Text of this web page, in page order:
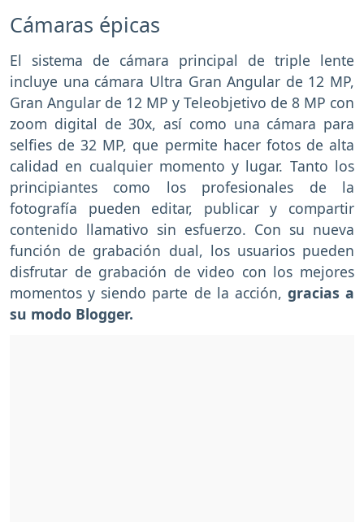
Cámaras épicas
El sistema de cámara principal de triple lente
incluye una cámara Ultra Gran Angular de 12 MP,
Gran Angular de 12 MP y Teleobjetivo de 8 MP con
zoom digital de 30x, así como una cámara para
selfies de 32 MP, que permite hacer fotos de alta
calidad en cualquier momento y lugar. Tanto los
principiantes como los profesionales de la
fotografía pueden editar, publicar y compartir
contenido llamativo sin esfuerzo. Con su nueva
función de grabación dual, los usuarios pueden
disfrutar de grabación de video con los mejores
momentos y siendo parte de la acción, gracias a
su modo Blogger.